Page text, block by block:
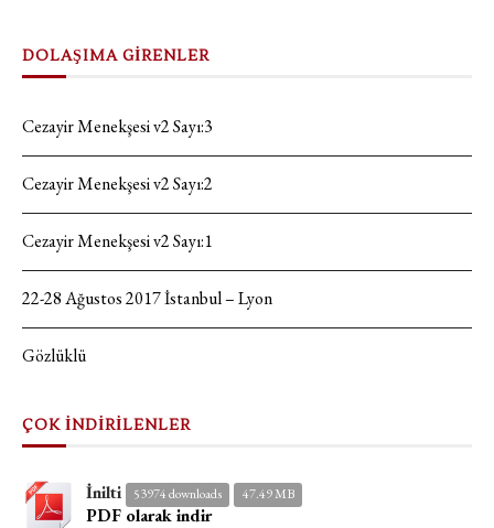
DOLAŞIMA GİRENLER
Cezayir Menekşesi v2 Sayı:3
Cezayir Menekşesi v2 Sayı:2
Cezayir Menekşesi v2 Sayı:1
22-28 Ağustos 2017 İstanbul – Lyon
Gözlüklü
ÇOK İNDİRİLENLER
İnilti 53974 downloads 47.49 MB
PDF olarak indir